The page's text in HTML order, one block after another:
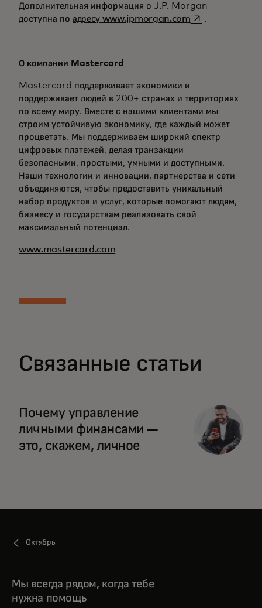
Дополнительная информация о J.P. Morgan
доступна по адресу www.jpmorgan.comopens in a new
.
О компании Mastercard
Mastercard поддерживает экономики и
поддерживает людей в 200+ странах и территориях
по всему миру. Вместе с нашими клиентами мы
строим устойчивую экономику, где каждый может
процветать. Мы поддерживаем широкий спектр
цифровых платежей, делая транзакции
безопасными, простыми, умными и доступными.
Наши технологии и инновации, партнерства и сети
объединяются, чтобы предоставить уникальный
набор продуктов и услуг, которые помогают людям,
бизнесу и государствам реализовать свой
максимальный потенциал.
www.mastercard.com
Связанные статьи
Почему управление
личными финансами —
это, скажем, личное
Октябрь
Мы всегда рядом, когда тебе
нужна помощь